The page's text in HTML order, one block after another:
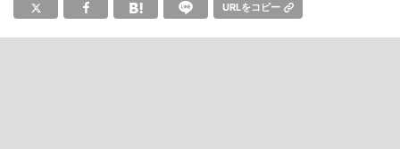
URLをコピー